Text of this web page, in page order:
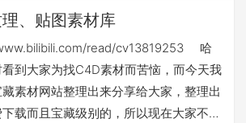
、贴图素材库
read/cv13819253 哈
到大家为找C4D素材而苦恼，而今天我
素材网站整理出来分享给大家，整理出
载而且宝藏级别的，所以现在大家不如